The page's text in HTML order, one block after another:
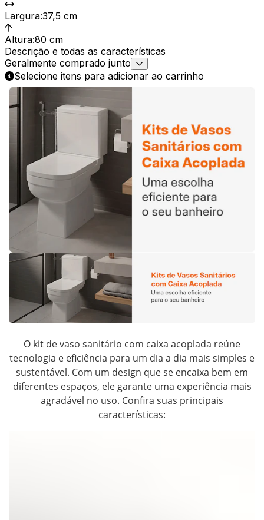
Largura:37,5 cm
Altura:80 cm
Descrição e todas as características
Geralmente comprado junto
Selecione itens para adicionar ao carrinho
O kit de vaso sanitário com caixa acoplada reúne
tecnologia e eficiência para um dia a dia mais simples e
sustentável. Com um design que se encaixa bem em
diferentes espaços, ele garante uma experiência mais
agradável no uso. Confira suas principais
características: